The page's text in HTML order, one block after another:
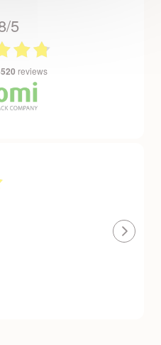
5
reviews
emballées et
Un site que
réserve. La
livraison